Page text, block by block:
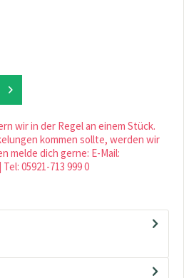
wir in der Regel an einem Stück.
kommen sollte, werden wir
melde dich gerne: E-Mail:
05921-713 999 0